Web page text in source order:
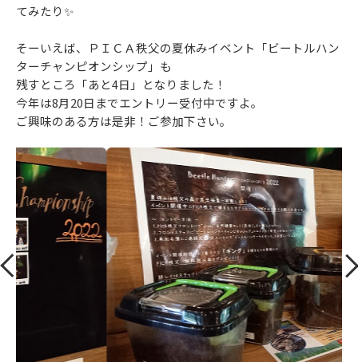
てみたり✨
そーいえば、ＰＩＣＡ秩父の夏休みイベント「ビートルハン
ターチャンピオンシップ」も
残すところ「あと4日」となりました！
今年は8月20日までエントリー受付中ですよ。
ご興味のある方は是非！ご参加下さい。